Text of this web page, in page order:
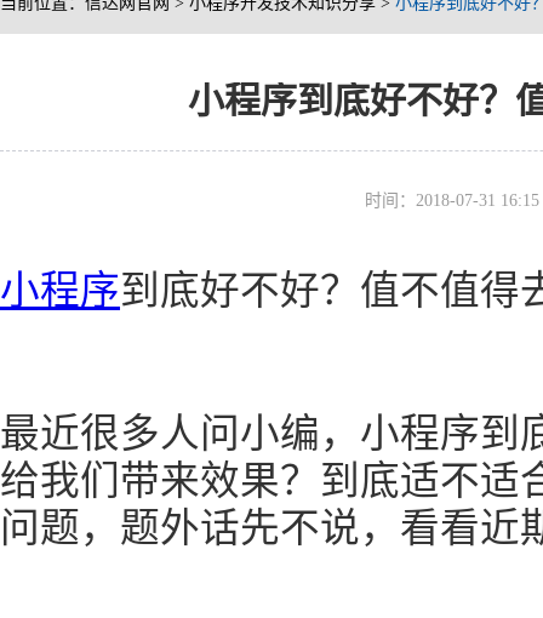
小程序到底好不好？
时间：2018-07-31
小程序到底好不好？值不值得
最近很多人问小编，小程序到
给我们带来效果？到底适不适
问题，题外话先不说，看看近